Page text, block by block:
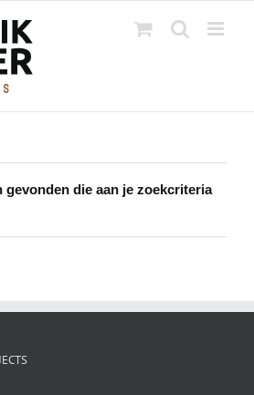
gevonden die aan je zoekcriteria